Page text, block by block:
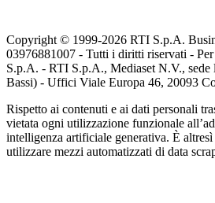
Copyright © 1999-2026 RTI S.p.A.
03976881007 - Tutti i diritti riservati -
S.p.A. - RTI S.p.A., Mediaset N.V., sede
Bassi) - Uffici Viale Europa 46, 20093
Rispetto ai contenuti e ai dati personali
vietata ogni utilizzazione funzionale
intelligenza artificiale generativa. È
utilizzare mezzi automatizzati di data